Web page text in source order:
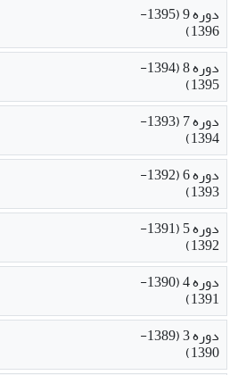
دوره 9 (1395-
1396)
دوره 8 (1394-
1395)
دوره 7 (1393-
1394)
دوره 6 (1392-
1393)
دوره 5 (1391-
1392)
دوره 4 (1390-
1391)
دوره 3 (1389-
1390)